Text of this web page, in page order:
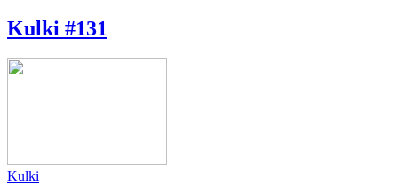
Kulki #131
Kulki